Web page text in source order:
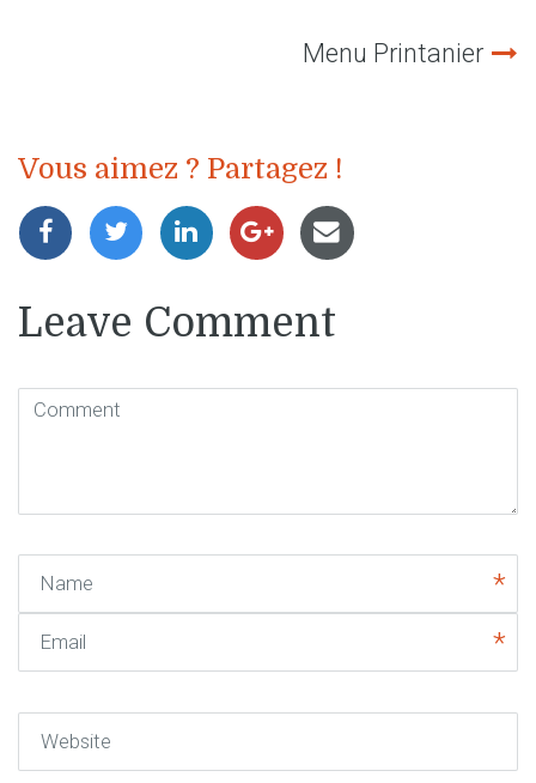
Menu Printanier
Vous aimez ? Partagez !
Leave Comment
Comment
)
Name
Email
Website